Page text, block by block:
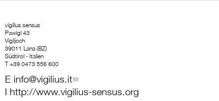
vigilius sensus
Pawigl 43
Vigiljoch
39011 Lana (BZ)
Südtirol - Italien
T +39 0473 556 600
E info@vigilius.it(link sends e-mail)
I http://www.vigilius-sensus.org